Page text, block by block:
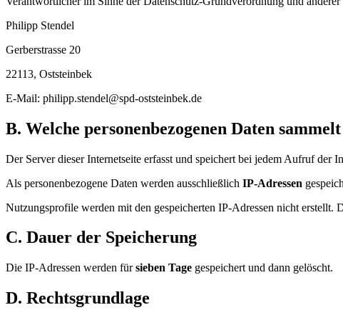
Philipp Stendel
Gerberstrasse 20
22113, Oststeinbek
E-Mail: philipp.stendel@spd-oststeinbek.de
B. Welche personenbezogenen Daten
Der Server dieser Internetseite erfasst und speichert bei jedem Aufruf der
Als personenbezogene Daten werden ausschließlich IP-Adressen
Nutzungsprofile werden mit den gespeicherten IP-Adressen nicht
C. Dauer der Speicherung
Die IP-Adressen werden fürsieben Tage gespeichert und dann gelöscht.
D. Rechtsgrundlage